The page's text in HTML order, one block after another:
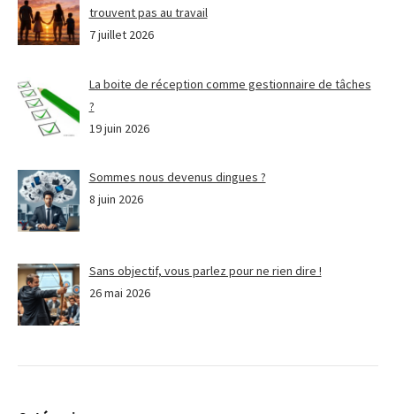
trouvent pas au travail
7 juillet 2026
La boite de réception comme gestionnaire de tâches
?
19 juin 2026
Sommes nous devenus dingues ?
8 juin 2026
Sans objectif, vous parlez pour ne rien dire !
26 mai 2026